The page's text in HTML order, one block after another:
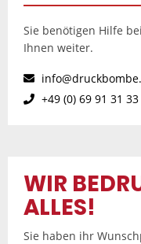
Sie benötigen Hilfe
Ihnen weiter.
+49 (0) 69 91 31
WIR
ALLES!
Sie haben ihr